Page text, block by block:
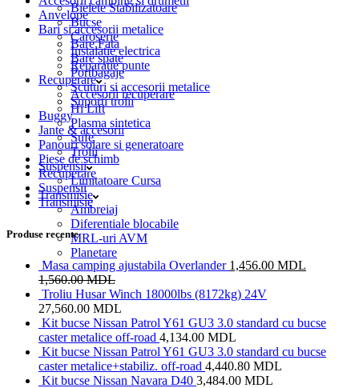
Bielete Stabilizatoare
Bucse
Caroserie
Instalatie electrica
Reparatie punte
Recuperare
Accesorii recuperare
Hi Lift
Plasma sintetica
Sufe
Trolii
Suspensii
Limitatoare Cursa
Transmisie
Ambreiaj
Diferentiale blocabile
MRL-uri AVM
Planetare
Anvelope
Bari si accesorii metalice
Bare Fata
Bare spate
Portbagaje
Scuturi si accesorii metalice
Suporti trolii
Buggy
Jante & accesorii
Panouri solare si generatoare
Piese de schimb
Recuperare
Suspensii
Transmisie
Produse recente
Masa camping ajustabila Overlander 1,456.00 MDL
1,560.00MDL
Troliu Husar Winch 18000lbs (8172kg) 24V
27,560.00 MDL
Kit bucse Nissan Patrol Y61 GU3 3.0 standard cu bucse
caster metalice off-road 4,134.00 MDL
Kit bucse Nissan Patrol Y61 GU3 3.0 standard cu bucse
caster metalice+stabiliz. off-road 4,440.80 MDL
Kit bucse Nissan Navara D40 3,484.00 MDL